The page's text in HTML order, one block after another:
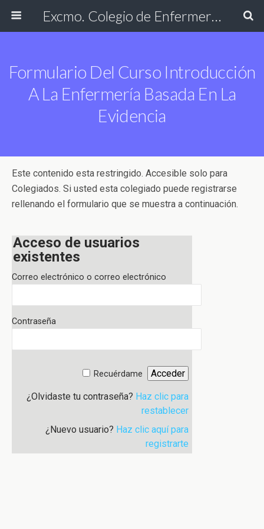
Excmo. Colegio de Enfermería de Cádiz
Formulario Del Curso Introducción
A La Enfermería Basada En La
Evidencia
Este contenido esta restringido. Accesible solo para
Colegiados. Si usted esta colegiado puede registrarse
rellenando el formulario que se muestra a continuación.
Acceso de usuarios
existentes
Correo electrónico o correo electrónico
Contraseña
Recuérdame
¿Olvidaste tu contraseña? Haz clic para
restablecer
¿Nuevo usuario? Haz clic aquí para
registrarte